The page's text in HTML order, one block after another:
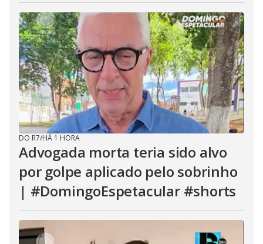
DO R7/HÁ 1 HORA
Advogada morta teria sido alvo
por golpe aplicado pelo sobrinho
| #DomingoEspetacular #shorts